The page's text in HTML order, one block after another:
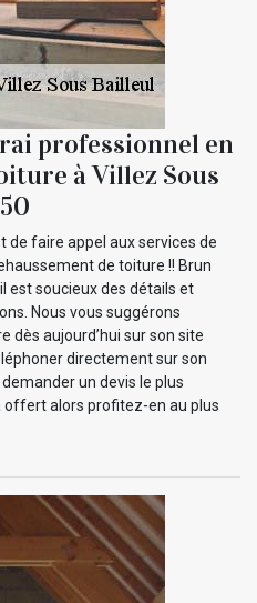
professionnel en
à Villez Sous
de faire appel aux services de
de toiture !! Brun
est soucieux des détails et
Nous vous suggérons
dès aujourd’hui sur son site
directement sur son
un devis le plus
offert alors profitez-en au plus